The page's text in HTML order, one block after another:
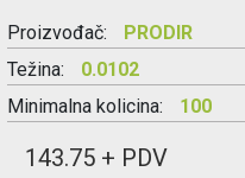
Proizvođač:
PRODIR
Težina:
0.0102
Minimalna kolicina:
100
143.75 + PDV